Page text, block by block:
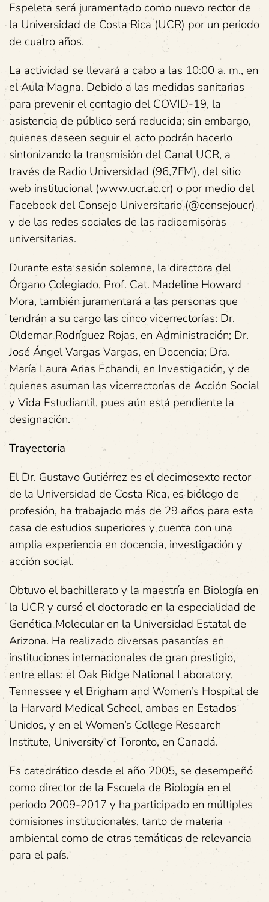
Espeleta será juramentado como nuevo rector de
la Universidad de Costa Rica (UCR) por un periodo
de cuatro años.
La actividad se llevará a cabo a las 10:00 a. m., en
el Aula Magna. Debido a las medidas sanitarias
para prevenir el contagio del COVID-19, la
asistencia de público será reducida; sin embargo,
quienes deseen seguir el acto podrán hacerlo
sintonizando la transmisión del Canal UCR, a
través de Radio Universidad (96,7FM), del sitio
web institucional (www.ucr.ac.cr) o por medio del
Facebook del Consejo Universitario (@consejoucr)
y de las redes sociales de las radioemisoras
universitarias.
Durante esta sesión solemne, la directora del
Órgano Colegiado, Prof. Cat. Madeline Howard
Mora, también juramentará a las personas que
tendrán a su cargo las cinco vicerrectorías: Dr.
Oldemar Rodríguez Rojas, en Administración; Dr.
José Ángel Vargas Vargas, en Docencia; Dra.
María Laura Arias Echandi, en Investigación, y de
quienes asuman las vicerrectorías de Acción Social
y Vida Estudiantil, pues aún está pendiente la
designación.
Trayectoria
El Dr. Gustavo Gutiérrez es el decimosexto rector
de la Universidad de Costa Rica, es biólogo de
profesión, ha trabajado más de 29 años para esta
casa de estudios superiores y cuenta con una
amplia experiencia en docencia, investigación y
acción social.
Obtuvo el bachillerato y la maestría en Biología en
la UCR y cursó el doctorado en la especialidad de
Genética Molecular en la Universidad Estatal de
Arizona. Ha realizado diversas pasantías en
instituciones internacionales de gran prestigio,
entre ellas: el Oak Ridge National Laboratory,
Tennessee y el Brigham and Women’s Hospital de
la Harvard Medical School, ambas en Estados
Unidos, y en el Women’s College Research
Institute, University of Toronto, en Canadá.
Es catedrático desde el año 2005, se desempeñó
como director de la Escuela de Biología en el
periodo 2009-2017 y ha participado en múltiples
comisiones institucionales, tanto de materia
ambiental como de otras temáticas de relevancia
para el país.